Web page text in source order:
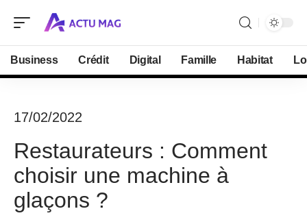
Business Crédit Digital Famille Habitat
17/02/2022
Restaurateurs : Comment
choisir une machine à
glaçons ?